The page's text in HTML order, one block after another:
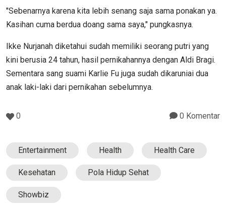
"Sebenarnya karena kita lebih senang saja sama ponakan ya.
Kasihan cuma berdua doang sama saya," pungkasnya.
Ikke Nurjanah diketahui sudah memiliki seorang putri yang
kini berusia 24 tahun, hasil pernikahannya dengan Aldi Bragi.
Sementara sang suami Karlie Fu juga sudah dikaruniai dua
anak laki-laki dari pernikahan sebelumnya.
0 0 Komentar
Entertainment Health Health Care
Kesehatan Pola Hidup Sehat
Showbiz